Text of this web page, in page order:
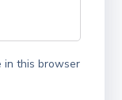
in this browser